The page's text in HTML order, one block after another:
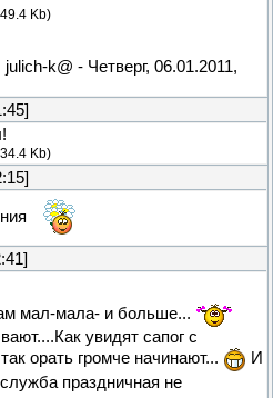
Kb)
julich-k@ - Четверг, 06.01.2011,
Kb)
мал-мала- и больше...
увидят сапог с
орать громче начинают...
И
праздничная не